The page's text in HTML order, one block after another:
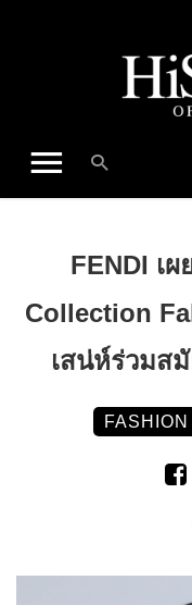
FENDI เ
Collection
เสน่ห์ร่วมส
FASHION